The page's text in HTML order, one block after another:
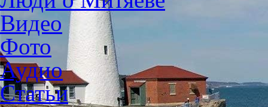
Видео
Фото
Аудио
Статьи